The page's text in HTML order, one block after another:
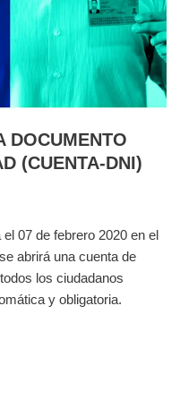
DOCUMENTO
(CUENTA-DNI)
07 de febrero 2020 en el
abrirá una cuenta de
los ciudadanos
y obligatoria.